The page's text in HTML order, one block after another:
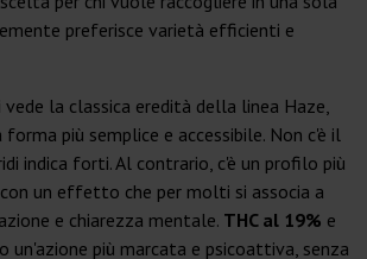
preferisce varietà efficienti e
la classica eredità della linea Haze,
più semplice e accessibile. Non c'è il
indica forti. Al contrario, c'è un profilo più
un effetto che per molti si associa a
e chiarezza mentale. THC al 19% e
un'azione più marcata e psicoattiva, senza